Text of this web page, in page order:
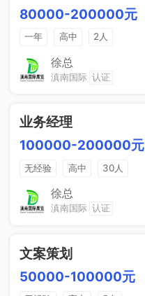
80000-200000元
一年 高中 2人
徐总
滇南国际 认证
业务经理
100000-200000元
无经验 高中 30人
徐总
滇南国际 认证
文案策划
50000-100000元